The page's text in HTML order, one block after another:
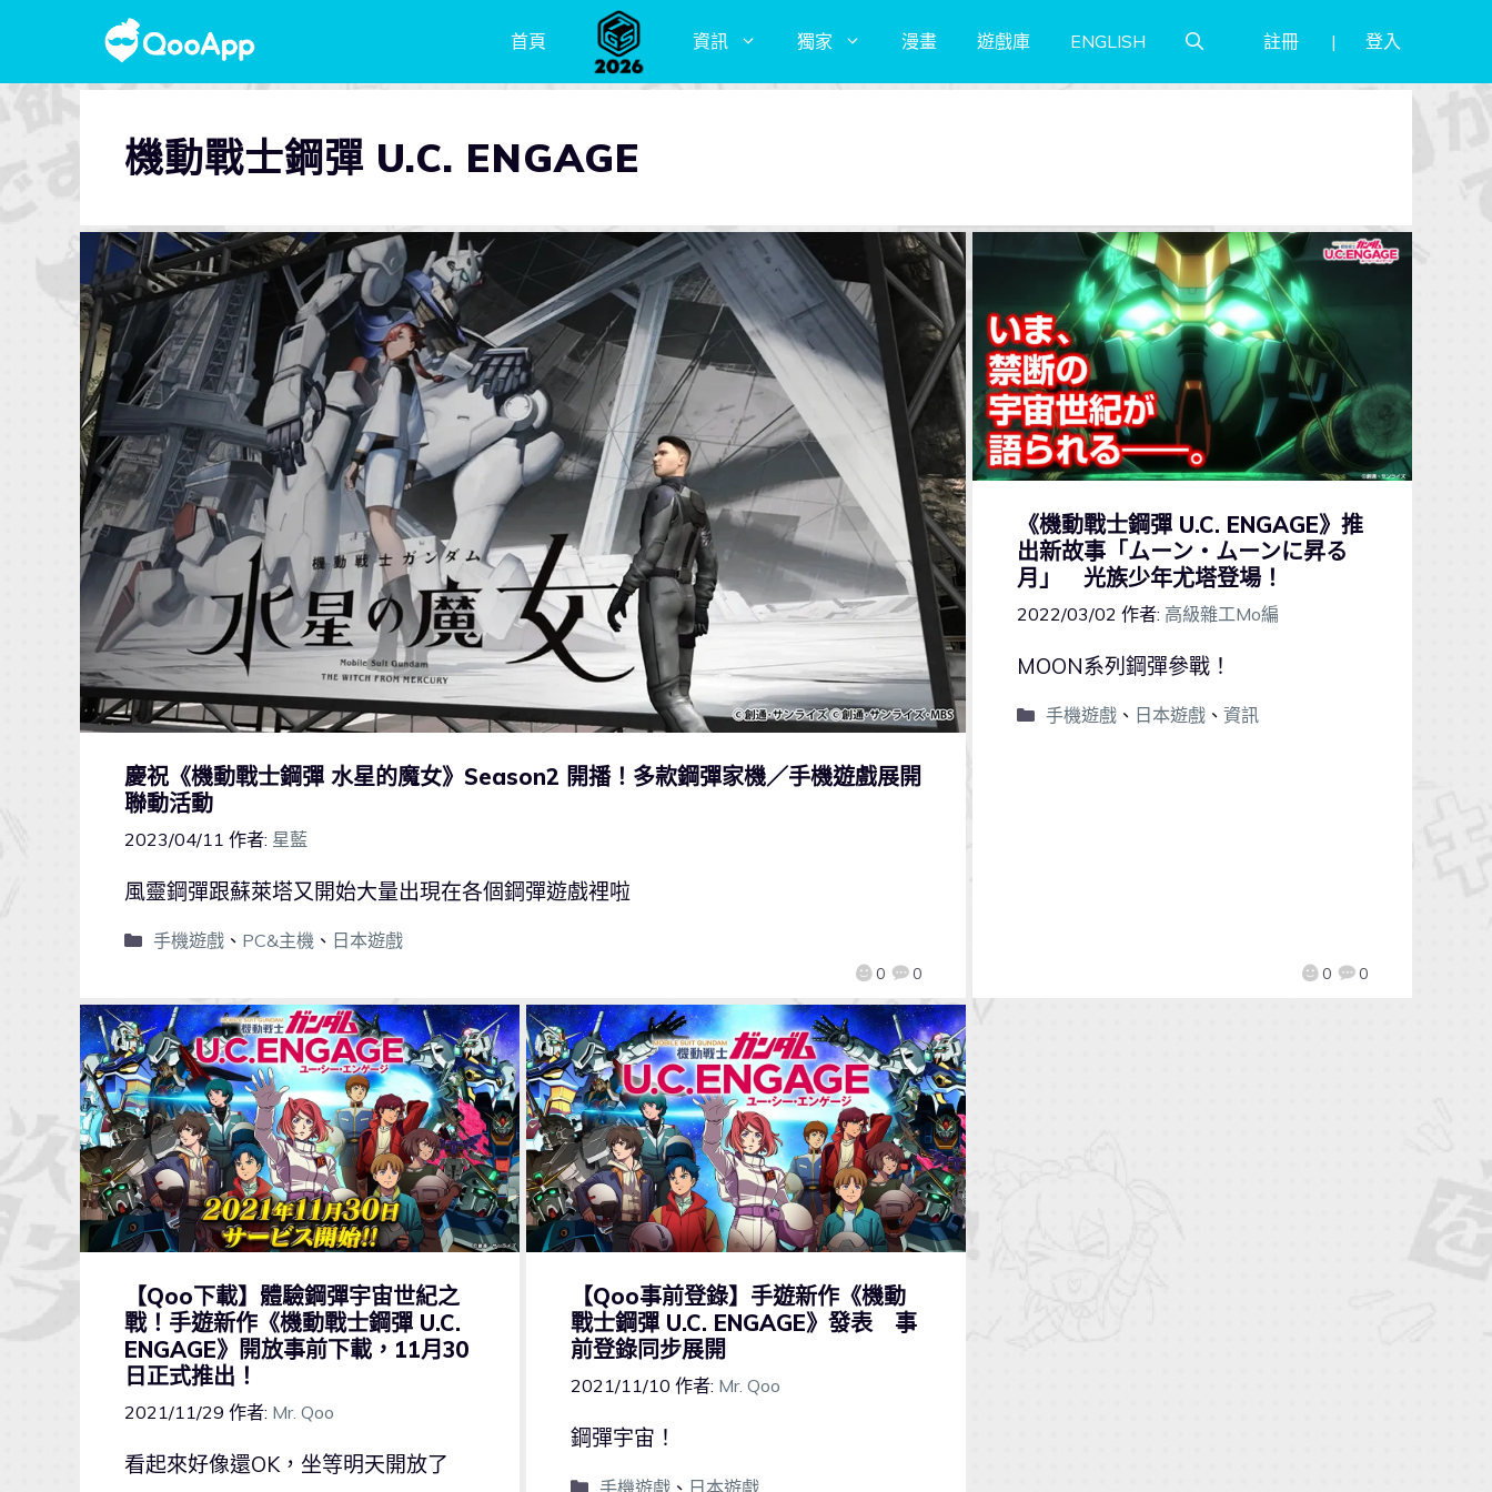
首頁 資訊 獨家 漫畫 遊戲庫 ENGLISH 註冊 登入
機動戰士鋼彈 U.C. ENGAGE
慶祝《機動戰士鋼彈 水星的魔女》Season2 開播！多款鋼彈家機／手機遊戲展開
聯動活動
2023/04/11 作者: 星藍
0 0
風靈鋼彈跟蘇萊塔又開始大量出現在各個鋼彈遊戲裡啦
手機遊戲、 PC&主機 、 日本遊戲
《機動戰士鋼彈 U.C. ENGAGE》推
出新故事「ムーン・ムーンに昇る
月」 光族少年尤塔登場！
2022/03/02 作者: 高級雜工Mo編
0 0
MOON系列鋼彈參戰！
手機遊戲、 日本遊戲、 資訊
【Qoo下載】體驗鋼彈宇宙世紀之
戰！手遊新作《機動戰士鋼彈 U.C.
ENGAGE》開放事前下載，11月30
日正式推出！
2021/11/29 作者: Mr. Qoo
看起來好像還OK，坐等明天開放了
【Qoo事前登錄】手遊新作《機動
戰士鋼彈 U.C. ENGAGE》發表 事
前登錄同步展開
2021/11/10 作者: Mr. Qoo
鋼彈宇宙！
手機遊戲、 日本遊戲